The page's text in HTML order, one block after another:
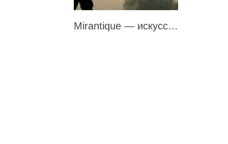
Mirantique — искусство быть охотником